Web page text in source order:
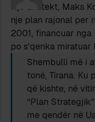
Nje arkitekt, Maks
nje plan rajonal per
2001, financuar nga
po s’qenka
Shembulli më i
tonë, Tirana. Ku
që kishte, në
“Plan
me qendër në